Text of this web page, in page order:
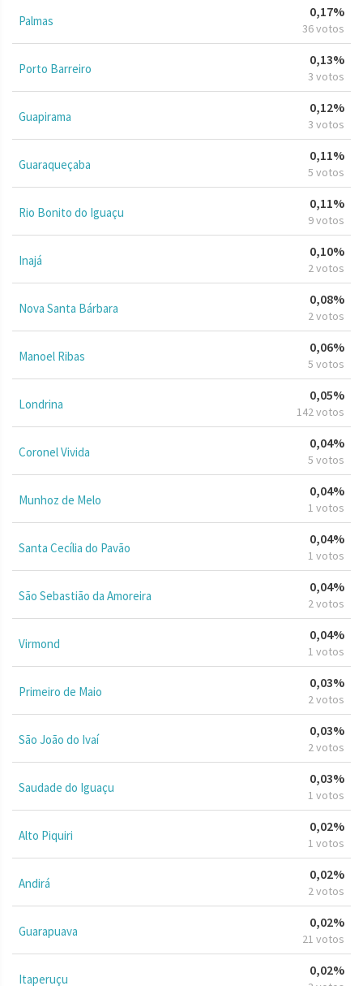
Palmas
0,17%
36 votos
Porto Barreiro
0,13%
3 votos
Guapirama
0,12%
3 votos
Guaraqueçaba
0,11%
5 votos
Rio Bonito do Iguaçu
0,11%
9 votos
Inajá
0,10%
2 votos
Nova Santa Bárbara
0,08%
2 votos
Manoel Ribas
0,06%
5 votos
Londrina
0,05%
142 votos
Coronel Vivida
0,04%
5 votos
Munhoz de Melo
0,04%
1 votos
Santa Cecília do Pavão
0,04%
1 votos
São Sebastião da Amoreira
0,04%
2 votos
Virmond
0,04%
1 votos
Primeiro de Maio
0,03%
2 votos
São João do Ivaí
0,03%
2 votos
Saudade do Iguaçu
0,03%
1 votos
Alto Piquiri
0,02%
1 votos
Andirá
0,02%
2 votos
Guarapuava
0,02%
21 votos
Itaperuçu
0,02%